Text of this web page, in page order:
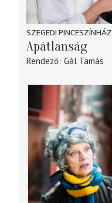
SZEGEDI PINCESZÍNHÁZ
Apátlanság
Rendező Gál Tamás